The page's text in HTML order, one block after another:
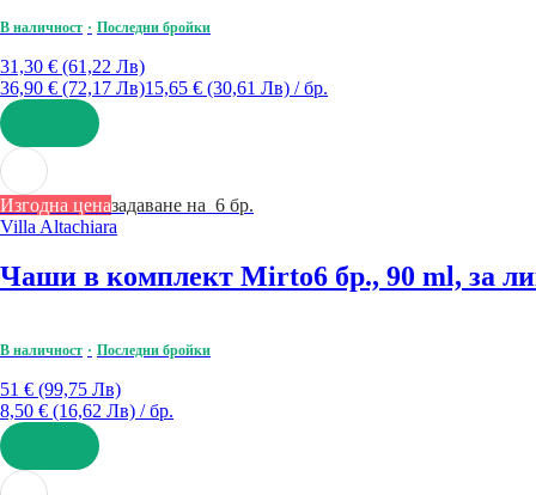
В наличност Последни бройки
31,30 € (61,22 Лв)
36,90 € (72,17 Лв)15,65 € (30,61 Лв) / бр.
ДОБАВИ
Изгодна ценазадаване на 6 бр.
Villa Altachiara
Чаши в комплект Mirto6 бр., 90 ml, за
В наличност Последни бройки
51 € (99,75 Лв)
8,50 € (16,62 Лв) / бр.
ДОБАВИ